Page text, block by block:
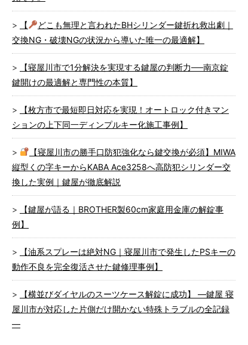
【
どこも無理と言われたBHシリンダー鍵折れ救出劇｜
交換NG・破壊NGの状況から導いた唯一の最適解】
【寝屋川市で1分解決を実現する鍵屋の判断力──南京錠
鍵開けの最適解と専門性の本質】
【枚方市で最短即日対応を実現！オートロック付きマン
ションの上下同一ディンプルキー化施工事例】
【寝屋川市の勝手口防犯強化なら鍵交換が必須】MIWA
縦型くの字キーからKABA Ace3258へ高防犯シリンダー交
換した実例｜鍵屋が徹底解説
【鍵屋が語る｜BROTHER製60cm家庭用金庫の解錠事
例】
【油系スプレーは絶対NG｜寝屋川市で発生したPSキーの
動作不良を完全復活させた鍵修理事例】
【横並びダイヤルのスーツケース解錠に成功】 ―鍵屋 寝
屋川市が対応した片側だけ開かない特殊トラブルの全記録
―